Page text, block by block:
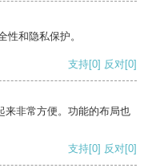
性和隐私保护。
支持[0] 反对[0]
来非常方便。功能的布局也
支持[0] 反对[0]